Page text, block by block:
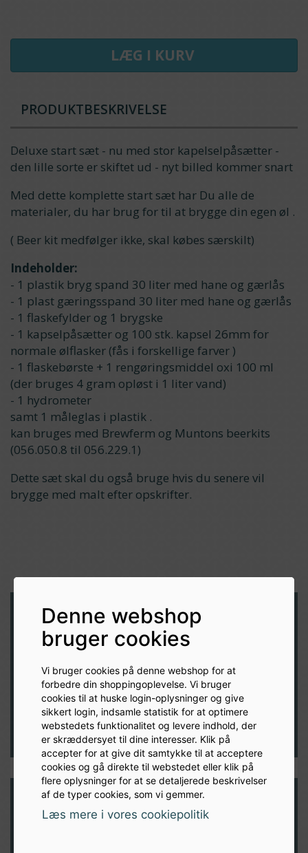
Denne webshop
bruger cookies
Vi bruger cookies på denne webshop for at
forbedre din shoppingoplevelse. Vi bruger
cookies til at huske login-oplysninger og give
sikkert login, indsamle statistik for at optimere
webstedets funktionalitet og levere indhold, der
er skræddersyet til dine interesser. Klik på
accepter for at give dit samtykke til at acceptere
cookies og gå direkte til webstedet eller klik på
flere oplysninger for at se detaljerede beskrivelser
af de typer cookies, som vi gemmer.
Læs mere i vores cookiepolitik
LÆG I KURV
PRODUKTBESKRIVELSE
Deluxe start sæt - nu med stor kapelselpåsætter -
den lille sorte er skiftet ud - nyt billed kommer snart
Med dette komplette start sæt har Du alle de
materialer, du har brug for til at brygge din egen øl .
( Beer kit medfølger ikke, skal købes særskilt)
Indeholder:
- 1 plastik bryg spand 30 liter med hane og gærlås
- 1 plast gæringsspand 30 liter med hane og gærlås
- 1 flaskefylder og 1 brygske
- 1 kapselpåsætter og 100 stk. kapsel 26mm for
normale ølflasker (fås i forskellige farver )
- 1 flaskebørste + 1 rengøringsmiddel oxi 100 ml
(der bruges 4 gram opløst i 1 liter vand)
- 1 hydrometer
samt 1 måleglas i plastik .
kan bruges med Brewferm og Muntons beerkits
(056.050.8 til 056.229.1)
Dette sæt skal du også bruge hvis du senere vil
brygge med malt efter opskrifter.
Har du brug for hjælp eller vil
du annulere et køb?
Vi elsker at hjælpe vores kunder!
Udfyld formular
Modtag nyheder og inspiration